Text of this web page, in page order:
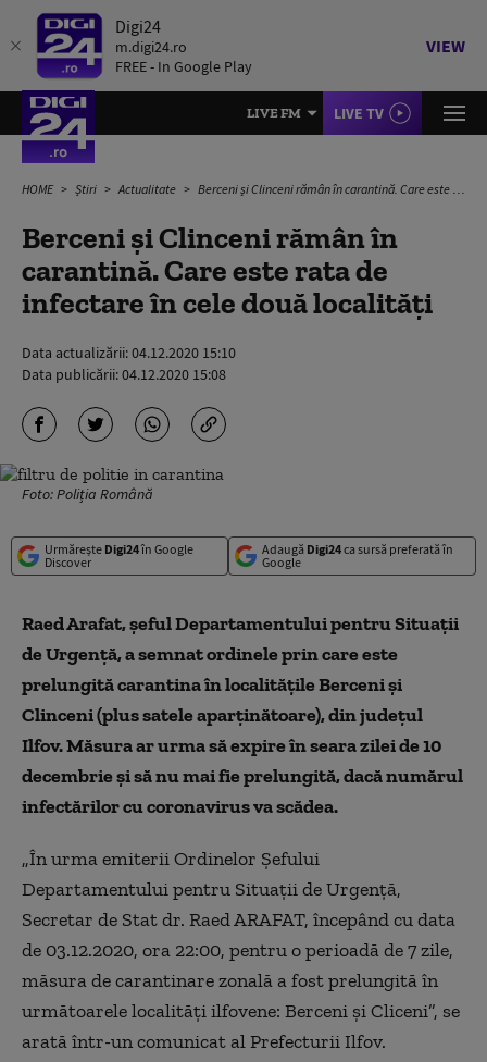
Digi24
m.digi24.ro
FREE - In Google Play
VIEW
LIVE FM LIVE TV
HOME Știri Actualitate Berceni și Clinceni rămân în carantină. Care este rata de infectare în cele două localități
Berceni și Clinceni rămân în
carantină. Care este rata de
infectare în cele două localități
Data actualizării:04.12.2020 15:10
Data publicării:04.12.2020 15:08
Foto: Poliția Română
Urmărește Digi24în Google
Discover
Adaugă Digi24ca sursă preferată în
Google
Raed Arafat, șeful Departamentului pentru Situații
de Urgență, a semnat ordinele prin care este
prelungită carantina în localitățile Berceni și
Clinceni (plus satele aparținătoare), din județul
Ilfov. Măsura ar urma să expire în seara zilei de 10
decembrie și să nu mai fie prelungită, dacă numărul
infectărilor cu coronavirus va scădea.
„În urma emiterii Ordinelor Șefului
Departamentului pentru Situații de Urgență,
Secretar de Stat dr. Raed ARAFAT, începând cu data
de 03.12.2020, ora 22:00, pentru o perioadă de 7 zile,
măsura de carantinare zonală a fost prelungită în
următoarele localități ilfovene: Berceni și Cliceni”, se
arată într-un comunicat al Prefecturii Ilfov.